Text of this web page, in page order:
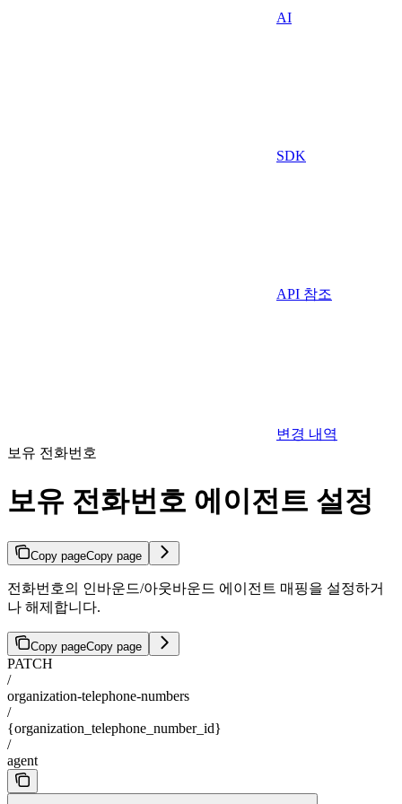
AI
SDK
API 참조
변경 내역
보유 전화번호
보유 전화번호 에이전트 설정
Copy pageCopy page
전화번호의 인바운드/아웃바운드 에이전트 매핑을 설정하거
나 해제합니다.
Copy pageCopy page
PATCH
/
organization-telephone-numbers
/
{organization_telephone_number_id}
/
agent